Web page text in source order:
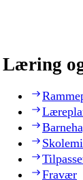
Læring
Fravær